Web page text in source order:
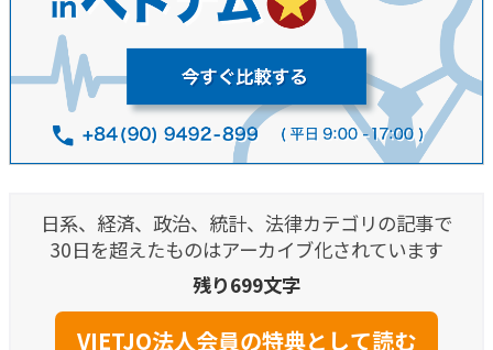
日系、経済、政治、統計、法律カテゴリの記事で
30日を超えたものはアーカイブ化されています
残り699文字